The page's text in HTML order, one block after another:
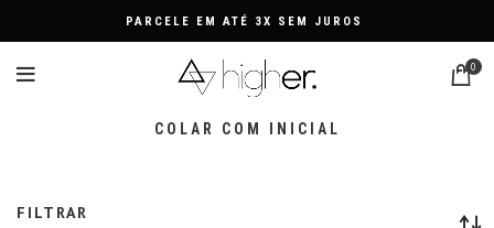
PARCELE EM ATÉ 3X SEM JUROS
0
COLAR COM INICIAL
FILTRAR